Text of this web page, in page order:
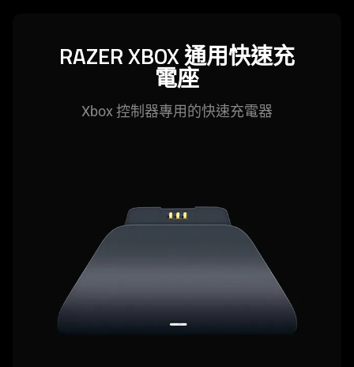
RAZER XBOX 通用快速充
電座
Xbox 控制器專用的快速充電器